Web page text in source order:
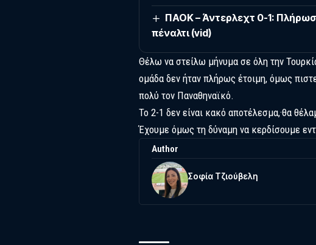
ΠΑΟΚ – Άντερλεχτ 0-1:
πέναλτι (vid)
Θέλω να στείλω μήνυμα σε όλη την
ομάδα δεν ήταν πλήρως έτοιμη, όμως
πολύ τον Παναθηναϊκό.
Το 2-1 δεν είναι κακό αποτέλεσμα,·θα
Έχουμε όμως τη δύναμη να κερδίσουμε
Author
Σοφία Τζιούβελη